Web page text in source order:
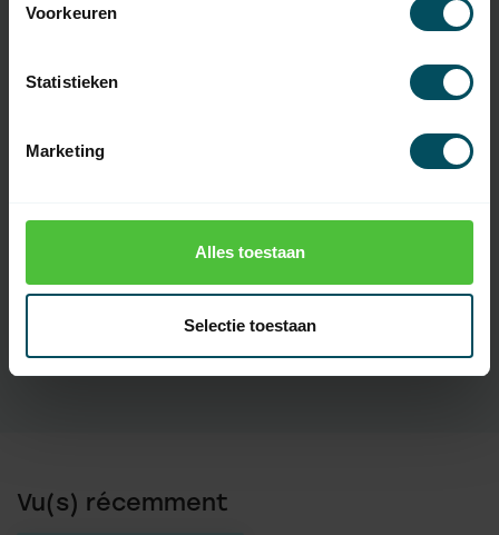
Voorkeuren
Statistieken
Marketing
Alles toestaan
Selectie toestaan
Couleur
Batterie(s)
rechargeable(s)
2017
Affichage Non
Vu(s) récemment